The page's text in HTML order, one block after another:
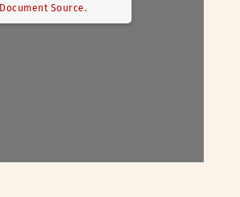
Document Source.